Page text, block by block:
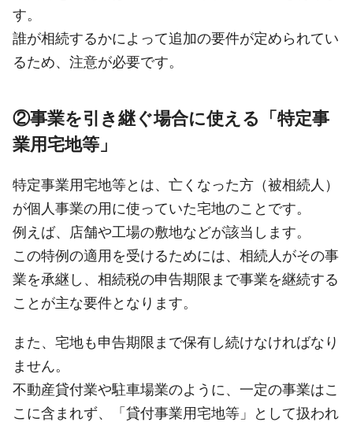
す。
誰が相続するかによって追加の要件が定められてい
るため、注意が必要です。
②事業を引き継ぐ場合に使える「特定事
業用宅地等」
特定事業用宅地等とは、亡くなった方（被相続人）
が個人事業の用に使っていた宅地のことです。
例えば、店舗や工場の敷地などが該当します。
この特例の適用を受けるためには、相続人がその事
業を承継し、相続税の申告期限まで事業を継続する
ことが主な要件となります。
また、宅地も申告期限まで保有し続けなければなり
ません。
不動産貸付業や駐車場業のように、一定の事業はこ
こに含まれず、「貸付事業用宅地等」として扱われ